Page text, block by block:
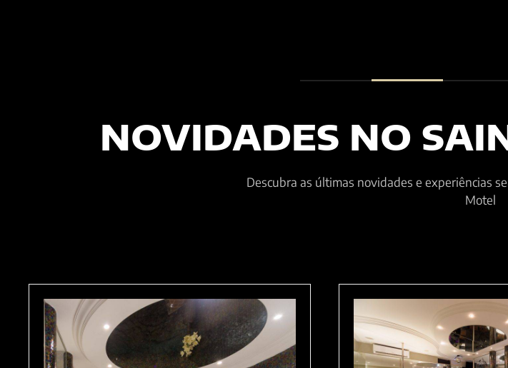
NOVIDADES NO
Descubra as últimas novidades e experiências
Motel